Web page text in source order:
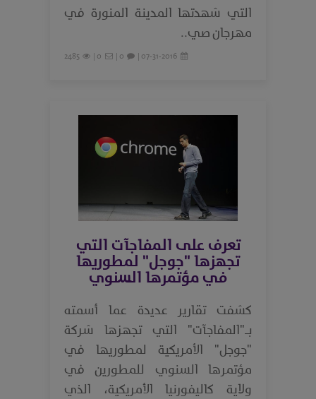
التي شهدتها المدينة المنورة في
مهرجان صي..
07-31-2016 |
0 |
0 |
2485
تعرف على المفاجآت التي
تجهزها "جوجل" لمطوريها
في مؤتمرها السنوي
كشفت تقارير عديدة عما أسمته
بـ"المفاجآت" التي تجهزها شركة
"جوجل" الأمريكية لمطوريها في
مؤتمرها السنوي للمطورين في
ولاية كاليفورنيا الأمريكية، الذي